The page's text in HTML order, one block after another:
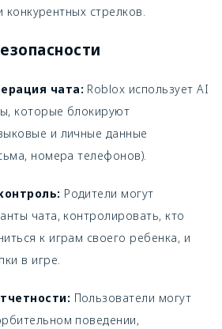
стрелков.
чата: Roblox использует AI
которые блокируют
и личные данные
номера телефонов).
Родители могут
чата, контролировать, кто
к играм своего ребенка, и
в игре.
Пользователи могут
поведении,